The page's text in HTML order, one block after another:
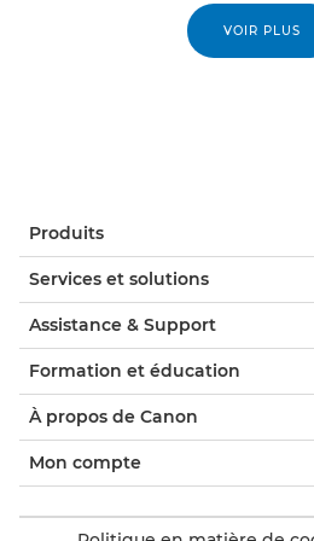
VOIR PLUS
Produits
Services et solutions
Assistance & Support
Formation et éducation
À propos de Canon
Mon compte